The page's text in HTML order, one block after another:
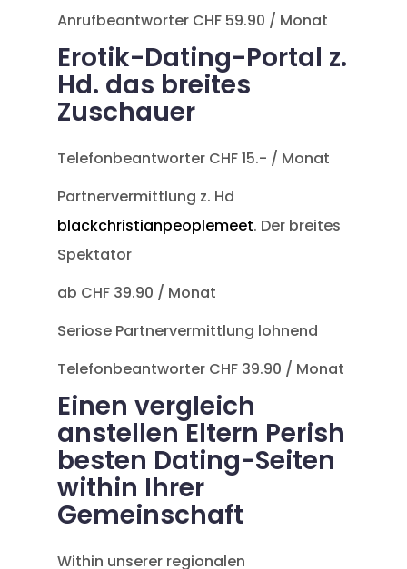
Anrufbeantworter CHF 59.90 / Monat
Erotik-Dating-Portal z.
Hd. das breites
Zuschauer
Telefonbeantworter CHF 15.- / Monat
Partnervermittlung z. Hd
blackchristianpeoplemeet. Der breites
Spektator
ab CHF 39.90 / Monat
Seriose Partnervermittlung lohnend
Telefonbeantworter CHF 39.90 / Monat
Einen vergleich
anstellen Eltern Perish
besten Dating-Seiten
within Ihrer
Gemeinschaft
Within unserer regionalen